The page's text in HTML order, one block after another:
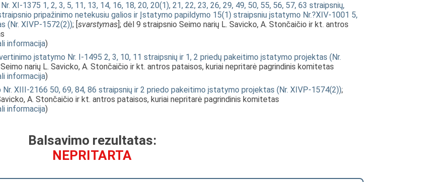
XI-1375 1, 2, 3, 5, 11, 13, 14, 16, 18, 20, 20(1), 21, 22, 23, 26, 29, 49, 50, 55, 56, 57, 63 straipsnių,
pripažinimo netekusiu galios ir Įstatymo papildymo 15(1) straipsniu įstatymo Nr.?XIV-1001 5,
(Nr. XIVP-1572(2)); [svarstymas]; dėl 9 straipsnio Seimo narių L. Savicko, A. Stončaičio ir kt. antros
informacija)
įstatymo Nr. I-1495 2, 3, 10, 11 straipsnių ir 1, 2 priedų pakeitimo įstatymo projektas (Nr.
Seimo narių L. Savicko, A. Stončaičio ir kt. antros pataisos, kuriai nepritarė pagrindinis komitetas
informacija)
Nr. XIII-2166 50, 69, 84, 86 straipsnių ir 2 priedo pakeitimo įstatymo projektas (Nr. XIVP-1574(2));
A. Stončaičio ir kt. antros pataisos, kuriai nepritarė pagrindinis komitetas
informacija)
Balsavimo rezultatas:
NEPRITARTA